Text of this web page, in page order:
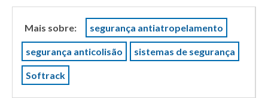
Mais sobre: segurança antiatropelamento
segurança anticolisão sistemas de segurança
Softrack